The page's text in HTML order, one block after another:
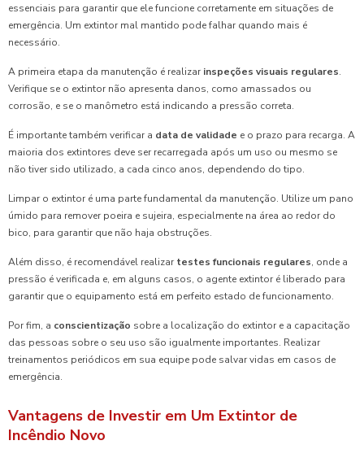
essenciais para garantir que ele funcione corretamente em situações de
emergência. Um extintor mal mantido pode falhar quando mais é
necessário.
A primeira etapa da manutenção é realizar inspeções visuais regulares.
Verifique se o extintor não apresenta danos, como amassados ou
corrosão, e se o manômetro está indicando a pressão correta.
É importante também verificar a data de validade e o prazo para recarga. A
maioria dos extintores deve ser recarregada após um uso ou mesmo se
não tiver sido utilizado, a cada cinco anos, dependendo do tipo.
Limpar o extintor é uma parte fundamental da manutenção. Utilize um pano
úmido para remover poeira e sujeira, especialmente na área ao redor do
bico, para garantir que não haja obstruções.
Além disso, é recomendável realizar testes funcionais regulares, onde a
pressão é verificada e, em alguns casos, o agente extintor é liberado para
garantir que o equipamento está em perfeito estado de funcionamento.
Por fim, a conscientização sobre a localização do extintor e a capacitação
das pessoas sobre o seu uso são igualmente importantes. Realizar
treinamentos periódicos em sua equipe pode salvar vidas em casos de
emergência.
Vantagens de Investir em Um Extintor de
Incêndio Novo